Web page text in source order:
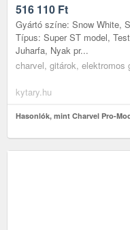
516 110 Ft
Gyártó színe: Snow White,
Típus: Super ST model,
Juharfa, Nyak pr...
charvel, gitárok, elektromos
kytary.hu
Hasonlók, mint Charvel Pro-